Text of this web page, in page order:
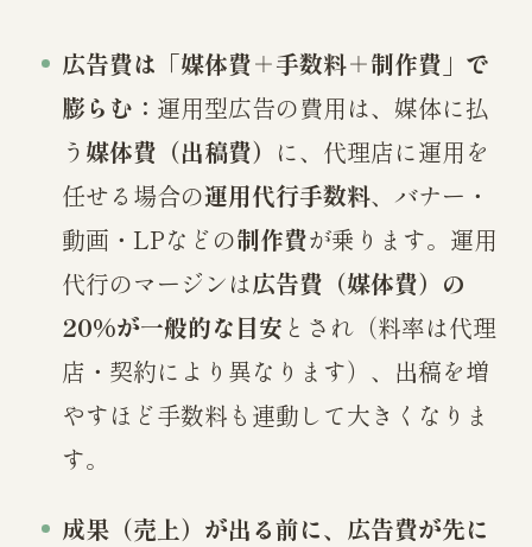
広告費は「媒体費＋手数料＋制作費」で
膨らむ： 運用型広告の費用は、媒体に払
う 媒体費（出稿費） に、代理店に運用を
任せる場合の運用代行手数料、バナー・
動画・LPなどの制作費が乗ります。運用
代行のマージンは広告費（媒体費）の
20%が一般的な目安 とされ（料率は代理
店・契約により異なります）、出稿を増
やすほど手数料も連動して大きくなりま
す。
成果（売上）が出る前に、広告費が先に